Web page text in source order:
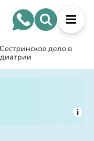
Сестринское дело в
i